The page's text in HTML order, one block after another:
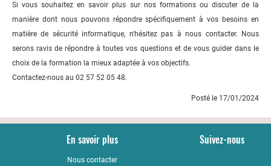
Si vous souhaitez en savoir plus sur nos formations ou discuter de la
manière dont nous pouvons répondre spécifiquement à vos besoins en
matière de sécurité informatique, n'hésitez pas à nous contacter. Nous
serons ravis de répondre à toutes vos questions et de vous guider dans le
choix de la formation la mieux adaptée à vos objectifs.
Contactez-nous au 02 57 52 05 48.
Posté le 17/01/2024
En savoir plus
Nous contacter
Suivez-nous